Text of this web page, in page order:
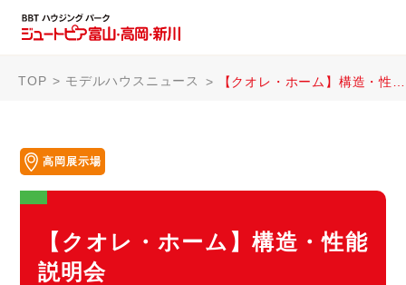
TOP モデルハウスニュース 【クオレ・ホーム】構造・性能説明会
高岡展示場
【クオレ・ホーム】構造・性能
説明会